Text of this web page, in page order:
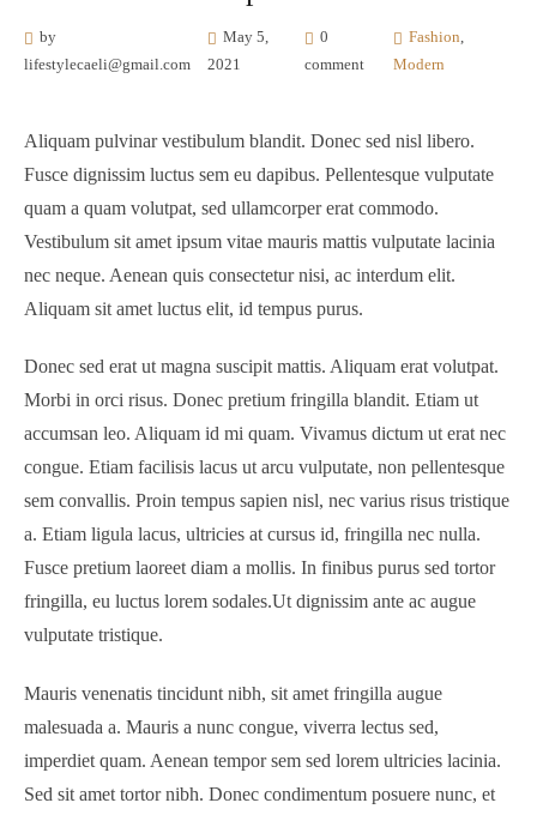
by
lifestylecaeli@gmail.com
May 5,
2021
0
comment
Fashion,
Modern
Aliquam pulvinar vestibulum blandit. Donec sed nisl libero.
Fusce dignissim luctus sem eu dapibus. Pellentesque vulputate
quam a quam volutpat, sed ullamcorper erat commodo.
Vestibulum sit amet ipsum vitae mauris mattis vulputate lacinia
nec neque. Aenean quis consectetur nisi, ac interdum elit.
Aliquam sit amet luctus elit, id tempus purus.
Donec sed erat ut magna suscipit mattis. Aliquam erat volutpat.
Morbi in orci risus. Donec pretium fringilla blandit. Etiam ut
accumsan leo. Aliquam id mi quam. Vivamus dictum ut erat nec
congue. Etiam facilisis lacus ut arcu vulputate, non pellentesque
sem convallis. Proin tempus sapien nisl, nec varius risus tristique
a. Etiam ligula lacus, ultricies at cursus id, fringilla nec nulla.
Fusce pretium laoreet diam a mollis. In finibus purus sed tortor
fringilla, eu luctus lorem sodales.Ut dignissim ante ac augue
vulputate tristique.
Mauris venenatis tincidunt nibh, sit amet fringilla augue
malesuada a. Mauris a nunc congue, viverra lectus sed,
imperdiet quam. Aenean tempor sem sed lorem ultricies lacinia.
Sed sit amet tortor nibh. Donec condimentum posuere nunc, et